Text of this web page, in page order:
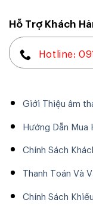
A
[/
Hỗ Trợ Khách
Hotline:
Giới Thiệu âm
Hướng Dẫn Mua
Chính Sách
Thanh Toán Và
Chính Sách